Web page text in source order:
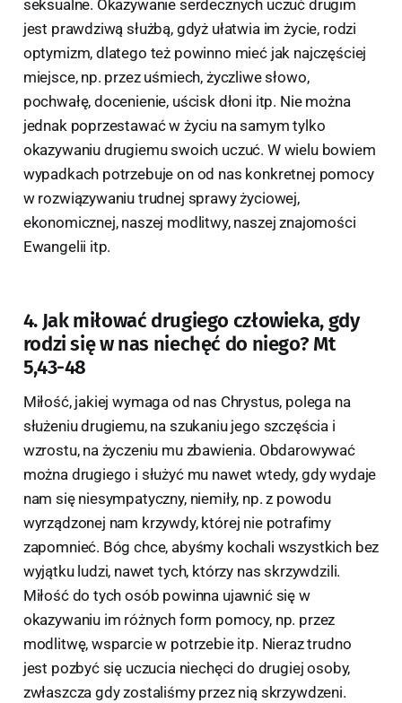
seksualne. Okazywanie serdecznych uczuć drugim
jest prawdziwą służbą, gdyż ułatwia im życie, rodzi
optymizm, dlatego też powinno mieć jak najczęściej
miejsce, np. przez uśmiech, życzliwe słowo,
pochwałę, docenienie, uścisk dłoni itp. Nie można
jednak poprzestawać w życiu na samym tylko
okazywaniu drugiemu swoich uczuć. W wielu bowiem
wypadkach potrzebuje on od nas konkretnej pomocy
w rozwiązywaniu trudnej sprawy życiowej,
ekonomicznej, naszej modlitwy, naszej znajomości
Ewangelii itp.
4. Jak miłować drugiego człowieka, gdy
rodzi się w nas niechęć do niego? Mt
5,43-48
Miłość, jakiej wymaga od nas Chrystus, polega na
służeniu drugiemu, na szukaniu jego szczęścia i
wzrostu, na życzeniu mu zbawienia. Obdarowywać
można drugiego i służyć mu nawet wtedy, gdy wydaje
nam się niesympatyczny, niemiły, np. z powodu
wyrządzonej nam krzywdy, której nie potrafimy
zapomnieć. Bóg chce, abyśmy kochali wszystkich bez
wyjątku ludzi, nawet tych, którzy nas skrzywdzili.
Miłość do tych osób powinna ujawnić się w
okazywaniu im różnych form pomocy, np. przez
modlitwę, wsparcie w potrzebie itp. Nieraz trudno
jest pozbyć się uczucia niechęci do drugiej osoby,
zwłaszcza gdy zostaliśmy przez nią skrzywdzeni.